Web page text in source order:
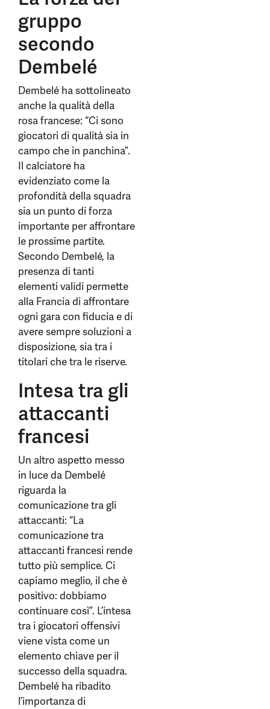
gruppo
secondo
Dembelé
Dembelé ha sottolineato
anche la qualità della
rosa francese: “Ci sono
giocatori di qualità sia in
campo che in panchina”.
Il calciatore ha
evidenziato come la
profondità della squadra
sia un punto di forza
importante per affrontare
le prossime partite.
Secondo Dembelé, la
presenza di tanti
elementi validi permette
alla Francia di affrontare
ogni gara con fiducia e di
avere sempre soluzioni a
disposizione, sia tra i
titolari che tra le riserve.
Intesa tra gli
attaccanti
francesi
Un altro aspetto messo
in luce da Dembelé
riguarda la
comunicazione tra gli
attaccanti: “La
comunicazione tra
attaccanti francesi rende
tutto più semplice. Ci
capiamo meglio, il che è
positivo: dobbiamo
continuare così”. L’intesa
tra i giocatori offensivi
viene vista come un
elemento chiave per il
successo della squadra.
Dembelé ha ribadito
l’importanza di